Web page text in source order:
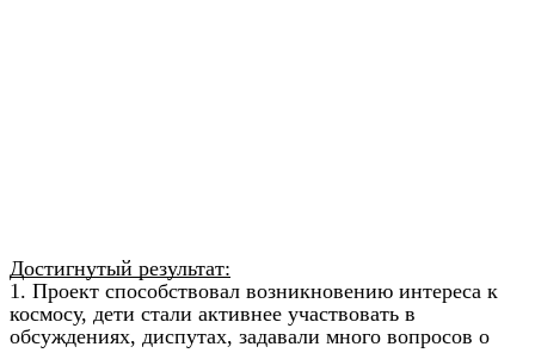
Достигнутый результат:
1. Проект способствовал возникновению интереса к
космосу, дети стали активнее участвовать в
обсуждениях, диспутах, задавали много вопросов о